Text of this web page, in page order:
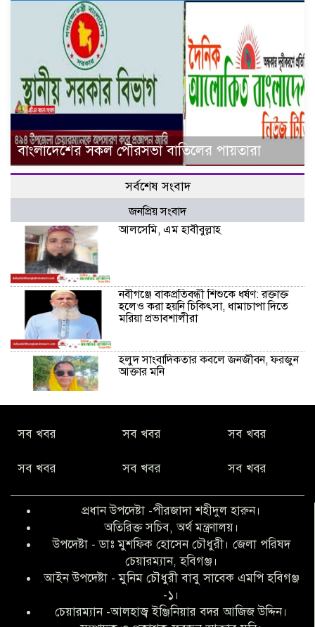
বাংলাদেশের সকল পৌরসভা বাতিলের পায়তারা
সর্বশেষ সংবাদ
জনপ্রিয় সংবাদ
আলসেমি, এম হাবীবুল্লাহ
নবীগঞ্জে বাকপ্রতিবন্ধী শিশুকে ধর্ষণ: রক্তাক্ত
হলেও করা হয়নি চিকিৎসা, ধামাচাপা দিতে
মরিয়া প্রভাবশালীরা
হলুদ সাংবাদিকতার কবলে জনজীবন, ফরজুন
আক্তার মনি
কিবরিয়া
বৃত্তি পরীক্ষার সুযোগ করে দিলেন প্রধান শিক্ষক
ফারুক মাস্টার
আব্দুল হক তালুকদার ফাউন্ডেশন মানবতার
শিকড় ছুঁই ছুঁই,ফরজুন আক্তার মনি
সিলেট রেঞ্জের শ্রেষ্ঠ ওসি নির্বাচিত হলেন
সব খবর সব খবর সব খবর
সব খবর সব খবর সব খবর
প্রধান উপদেষ্টা -পীরজাদা শহীদুল হারুন।
অতিরিক্ত সচিব, অর্থ মন্ত্রণালয়।
উপদেষ্টা - ডাঃ মুশফিক হোসেন চৌধুরী। জেলা পরিষদ
চেয়ারম্যান, হবিগঞ্জ।
আইন উপদেষ্টা - মুনিম চৌধুরী বাবু সাবেক এমপি হবিগঞ্জ
-১।
চেয়ারম্যান -আলহাজ্ব ইঞ্জিনিয়ার বদর আজিজ উদ্দিন।